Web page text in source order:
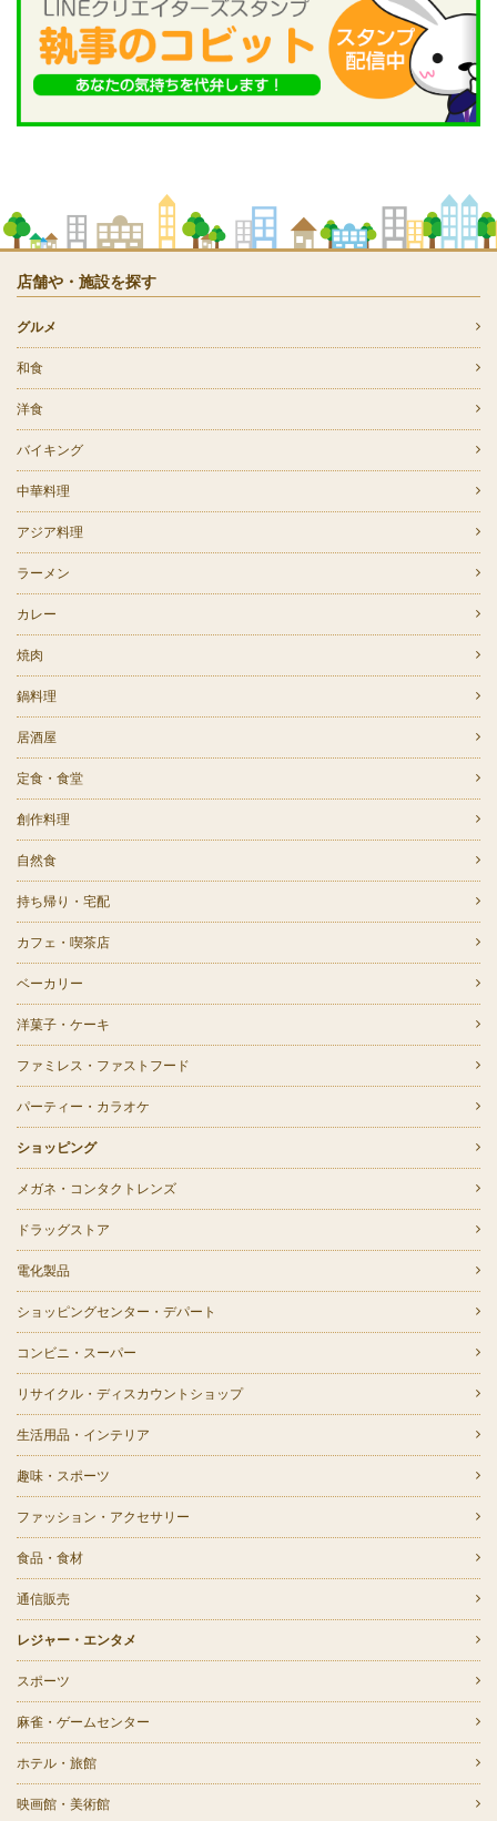
店舗や・施設を探す
グルメ
和食
洋食
バイキング
中華料理
アジア料理
ラーメン
カレー
焼肉
鍋料理
居酒屋
定食・食堂
創作料理
自然食
持ち帰り・宅配
カフェ・喫茶店
ベーカリー
洋菓子・ケーキ
ファミレス・ファストフード
パーティー・カラオケ
ショッピング
メガネ・コンタクトレンズ
ドラッグストア
電化製品
ショッピングセンター・デパート
コンビニ・スーパー
リサイクル・ディスカウントショップ
生活用品・インテリア
趣味・スポーツ
ファッション・アクセサリー
食品・食材
通信販売
レジャー・エンタメ
スポーツ
麻雀・ゲームセンター
ホテル・旅館
映画館・美術館